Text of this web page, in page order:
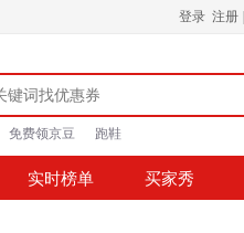
登录 注册
免费领京豆 跑鞋
实时榜单 买家秀